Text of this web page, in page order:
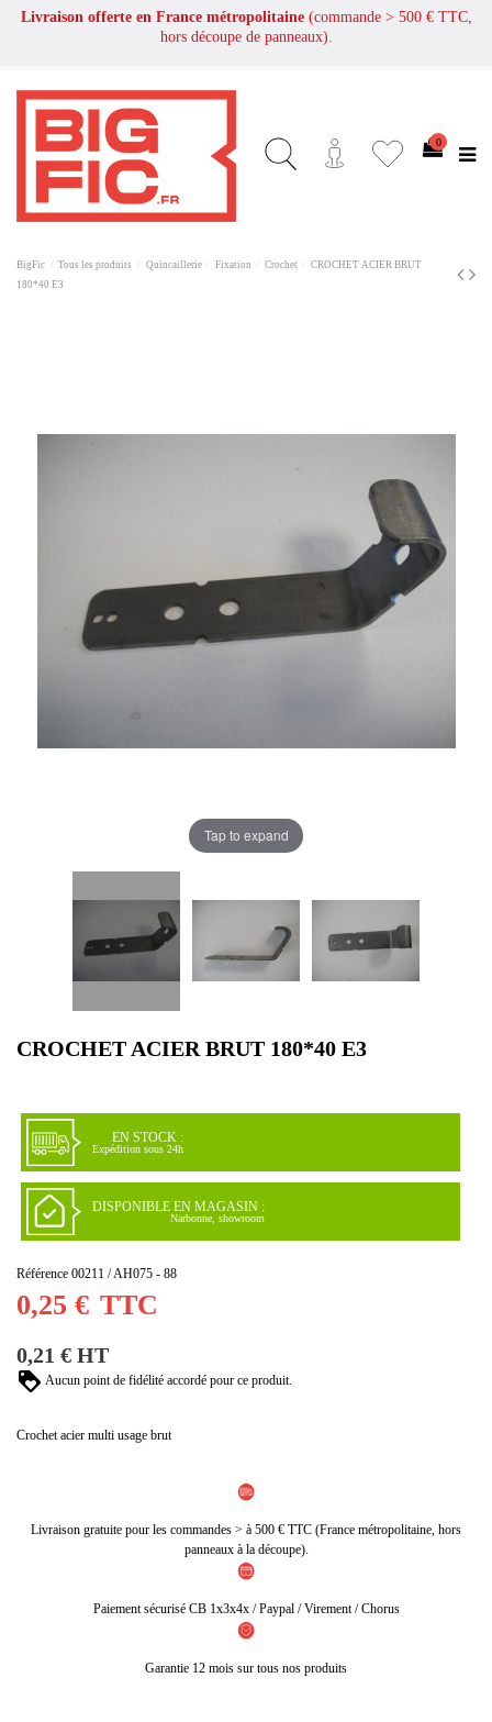
Livraison offerte en France métropolitaine (commande > 500 € TTC,
hors découpe de panneaux).
0
BigFic Tous les produits Quincaillerie Fixation Crochet
CROCHET ACIER BRUT
180*40 E3
Tap to expand
CROCHET ACIER BRUT 180*40 E3
EN STOCK :
Expédition sous 24h
DISPONIBLE EN MAGASIN :
Narbonne, showroom
Référence 00211 / AH075 - 88
0,25 € TTC
0,21 € HT
Aucun point de fidélité accordé pour ce produit.
Crochet acier multi usage brut
Livraison gratuite pour les commandes > à 500 € TTC (France métropolitaine, hors
panneaux à la découpe).
Paiement sécurisé CB 1x3x4x / Paypal / Virement / Chorus
Garantie 12 mois sur tous nos produits